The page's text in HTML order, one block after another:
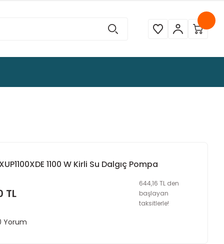
1100 W Kirli Su Dalgıç Pompa
TL
644,16 TL den
başlayan
taksitlerle!
Yorum